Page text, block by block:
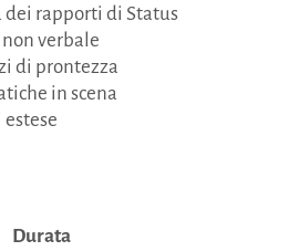
dei rapporti di Status
verbale
di prontezza
in scena
Durata